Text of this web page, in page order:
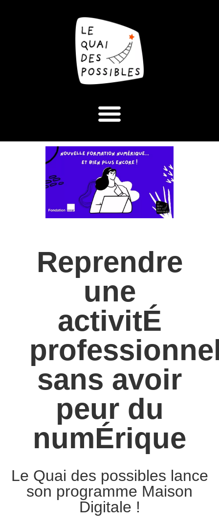
Reprendre
une
activitÉ
sans avoir
peur du
numÉrique
Le Quai des possibles lance
son programme Maison
Digitale !